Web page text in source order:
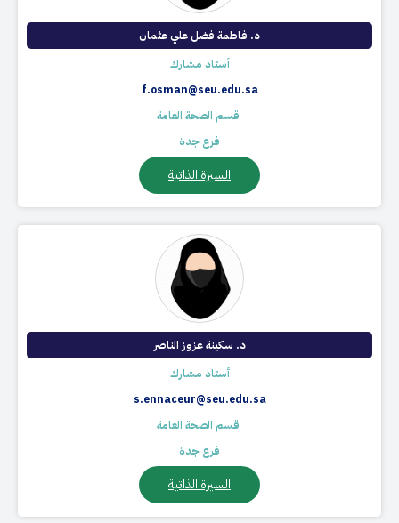
د. فاطمة فضل علي عثمان
أستاذ مشارك
f.osman@seu.edu.sa
​ قسم الصحة العامة
فرع جدة
السيرة الذاتية
د. سكينة عزوز الناصر
أستاذ مشارك
s.ennaceur@seu.edu.sa
​ قسم الصحة العامة
فرع جدة
السيرة الذاتية